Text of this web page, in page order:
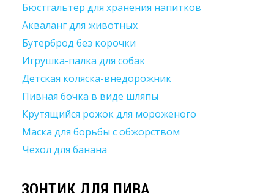
Бюстгальтер для хранения напитков
Акваланг для животных
Бутерброд без корочки
Игрушка-палка для собак
Детская коляска-внедорожник
Пивная бочка в виде шляпы
Крутящийся рожок для мороженого
Маска для борьбы с обжорством
Чехол для банана
ЗОНТИК ДЛЯ ПИВА